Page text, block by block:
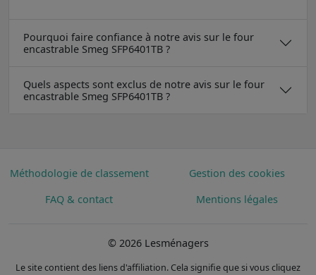
Pourquoi faire confiance à notre avis sur le four
encastrable Smeg SFP6401TB ?
Quels aspects sont exclus de notre avis sur le four
encastrable Smeg SFP6401TB ?
Méthodologie de classement
Gestion des cookies
FAQ & contact
Mentions légales
© 2026 Lesménagers
Le site contient des liens d'affiliation. Cela signifie que si vous cliquez